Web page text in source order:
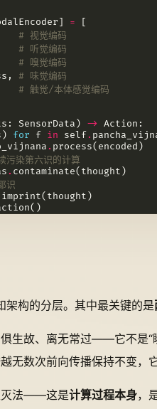
=
# 视觉编码
# 听觉编码
# 嗅觉编码
# 味觉编码
# 触觉/本体感觉编码
SensorData) ->
for f in self.
.
污染第六识的计算
.
识
架构的分层。其中最关键的是
生故、 离无常过——它不是“
无数次前向传播保持不变，
法——这是计算过程本身，